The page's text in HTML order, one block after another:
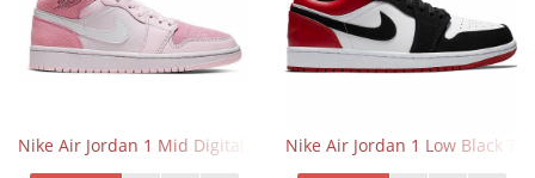
Nike Air Jordan 1 Mid Digital Pink Nike Air Jordan 1 Low Black Toe